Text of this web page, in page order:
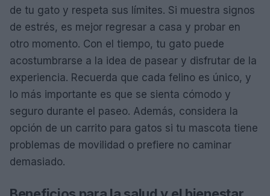
de tu gato y respeta sus límites. Si muestra signos
de estrés, es mejor regresar a casa y probar en
otro momento. Con el tiempo, tu gato puede
acostumbrarse a la idea de pasear y disfrutar de la
experiencia. Recuerda que cada felino es único, y
lo más importante es que se sienta cómodo y
seguro durante el paseo. Además, considera la
opción de un carrito para gatos si tu mascota tiene
problemas de movilidad o prefiere no caminar
demasiado.